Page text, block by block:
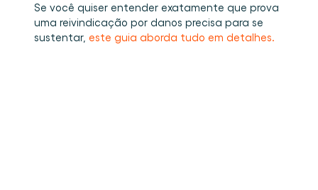
Se você quiser entender exatamente que prova
uma reivindicação por danos precisa para se
sustentar, este guia aborda tudo em detalhes.